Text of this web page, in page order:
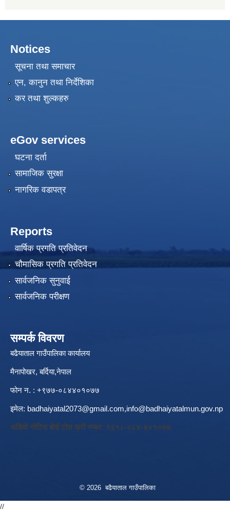
Notices
सूचना तथा समाचार
एन, कानुन तथा निर्देशिका
कर तथा शुल्कहरु
eGov services
घटना दर्ता
सामाजिक सुरक्षा
नागरिक वडापत्र
Reports
वार्षिक प्रगति प्रतिवेदन
चौमासिक प्रगति प्रतिवेदन
सार्वजनिक सुनुवाई
सार्वजनिक परीक्षण
सम्पर्क विवरण
बढैयाताल गाउँपालिका कार्यालय
मैनापोखर, बर्दिया,नेपाल
फोन न. : +९७७-०८४४०१०७७
इमेल: badhaiyatal2073@gmail.com,info@badhaiyatalmun.gov.np
अडियो नोटिस बोर्ड टोल फ्री नम्बर: १६१८-०८४-४०१०७७
© 2026 बढैयाताल गाउँपालिका
//